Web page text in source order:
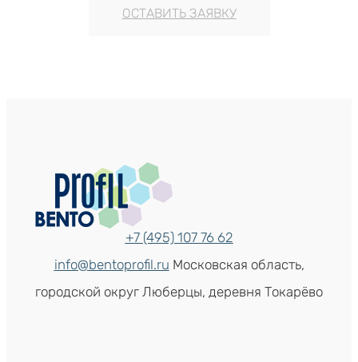
ОСТАВИТЬ ЗАЯВКУ
+7 (495) 107 76 62
info@bentoprofil.ru Московская область,
городской округ Люберцы, деревня Токарёво